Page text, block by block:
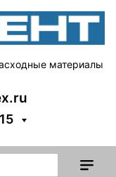
материалы